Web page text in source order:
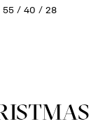
55 40 28